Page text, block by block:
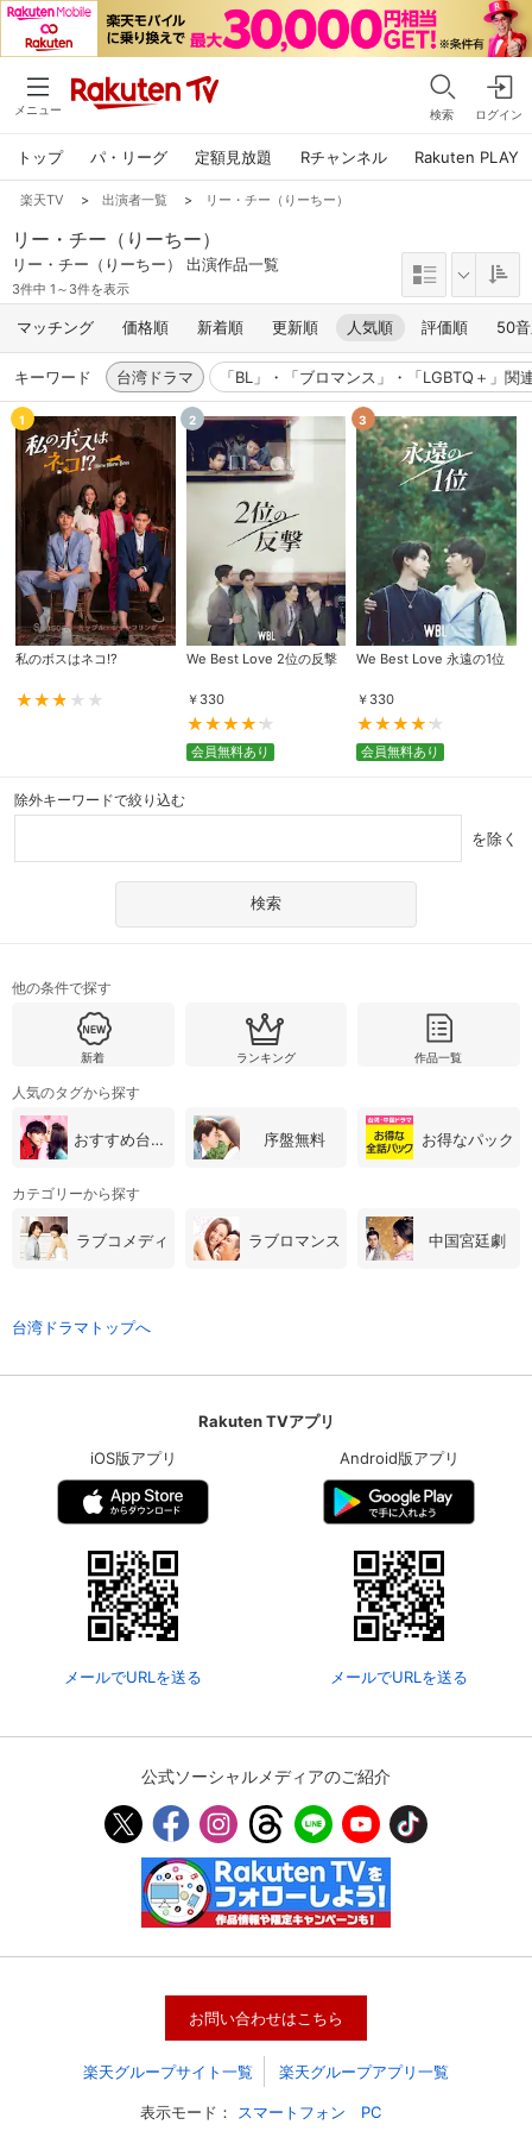
メニュー 検索 ログイン
トップ パ・リーグ 定額見放題 Rチャンネル Rakuten PLAY
基本情報、本人連絡先、パスワード 、クレ
ジットカード情報の変更が可能です。
決済方法の変更が可能です。
楽天TV > 出演者一覧 > リー・チー（りーちー）
リー・チー（りーちー）
リー・チー（りーちー） 出演作品一覧
3件中 1～3件を表示
マッチング 価格順 新着順 更新順 人気順 評価順 50
キーワード 台湾ドラマ 「BL」・「ブロマンス」・「LGBTQ＋」関
1
私のボスはネコ!?
2
We Best Love 2位の反撃
￥ 330
会員無料あり
3
We Best Love 永遠の1位
￥ 330
会員無料あり
除外キーワードで絞り込む
を除く
他の条件で探す
新着 ランキング 作品一覧
人気のタグから探す
おすすめ台湾・中国ドラマ 序盤無料 お得なパック
カテゴリーから探す
ラブコメディ ラブロマンス 中国宮廷劇
台湾ドラマトップへ
Rakuten TVアプリ
iOS版アプリ
メールでURLを送る
Android版アプリ
メールでURLを送る
公式ソーシャルメディアのご紹介
お問い合わせはこちら
楽天グループサイト一覧 楽天グループアプリ一覧
表示モード： スマートフォン PC